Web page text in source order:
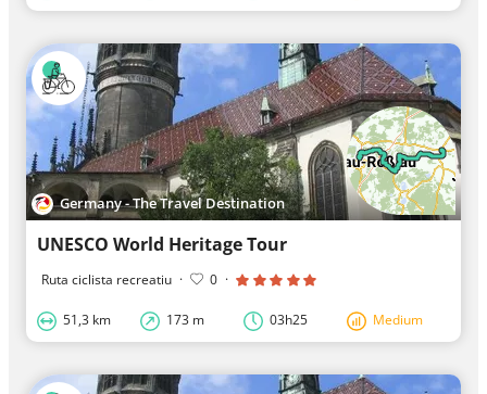
Germany - The Travel Destination
UNESCO World Heritage Tour
Ruta ciclista recreatiu · 0 ·
51,3 km 173 m 03h25 Medium